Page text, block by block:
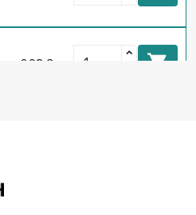
2,98 € 